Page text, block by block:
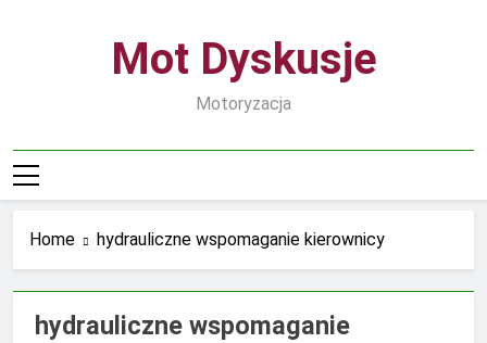
Mot Dyskusje
Motoryzacja
Home hydrauliczne wspomaganie kierownicy
hydrauliczne wspomaganie